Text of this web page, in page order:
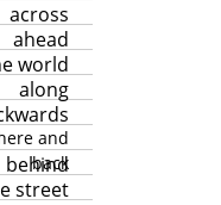
across
ahead
world
along
and
back
behind
street